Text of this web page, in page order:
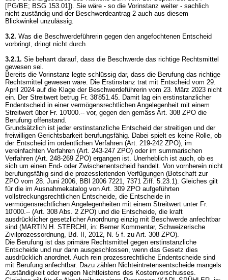
[PG/BE; BSG 153.01]). Sie wäre - so die Vorinstanz weiter - sachlich
nicht zuständig und der Beschwerdeantrag 2 auch aus diesem
Blickwinkel unzulässig.
3.2. Was die Beschwerdeführerin gegen den angefochtenen Entscheid
vorbringt, dringt nicht durch.
3.2.1. Sie beharrt darauf, dass die Beschwerde das richtige Rechtsmittel
gewesen sei.
Bereits die Vorinstanz legte schlüssig dar, dass die Berufung das richtige
Rechtsmittel gewesen wäre. Die Erstinstanz trat mit Entscheid vom 29.
April 2024 auf die Klage der Beschwerdeführerin vom 23. März 2023 nicht
ein. Der Streitwert betrug Fr. 38'851.45. Damit lag ein erstinstanzlicher
Endentscheid in einer vermögensrechtlichen Angelegenheit mit einem
Streitwert über Fr. 10'000.-- vor, gegen den gemäss Art. 308 ZPO die
Berufung offenstand.
Grundsätzlich ist jeder erstinstanzliche Entscheid der streitigen und der
freiwilligen Gerichtsbarkeit berufungsfähig. Dabei spielt es keine Rolle, ob
der Entscheid im ordentlichen Verfahren (Art. 219-242 ZPO), im
vereinfachten Verfahren (Art. 243-247 ZPO) oder im summarischen
Verfahren (Art. 248-269 ZPO) ergangen ist. Unerheblich ist auch, ob es
sich um einen End- oder Zwischenentscheid handelt. Von vornherein nicht
berufungsfähig sind die prozessleitenden Verfügungen (Botschaft zur
ZPO vom 28. Juni 2006, BBl 2006 7221, 7371 Ziff. 5.23.1). Gleiches gilt
für die im Ausnahmekatalog von Art. 309 ZPO aufgeführten
vollstreckungsrechtlichen Entscheide, die Entscheide in
vermögensrechtlichen Angelegenheiten mit einem Streitwert unter Fr.
10'000.-- (Art. 308 Abs. 2 ZPO) und die Entscheide, die kraft
ausdrücklicher gesetzlicher Anordnung einzig mit Beschwerde anfechtbar
sind (MARTIN H. STERCHI, in: Berner Kommentar, Schweizerische
Zivilprozessordnung, Bd. II, 2012, N. 5 f. zu Art. 308 ZPO).
Die Berufung ist das primäre Rechtsmittel gegen erstinstanzliche
Entscheide und nur dann ausgeschlossen, wenn das Gesetz dies
ausdrücklich anordnet. Auch rein prozessrechtliche Endentscheide sind
mit Berufung anfechtbar. Dazu zählen Nichteintretensentscheide mangels
Zuständigkeit oder wegen Nichtleistens des Kostenvorschusses.